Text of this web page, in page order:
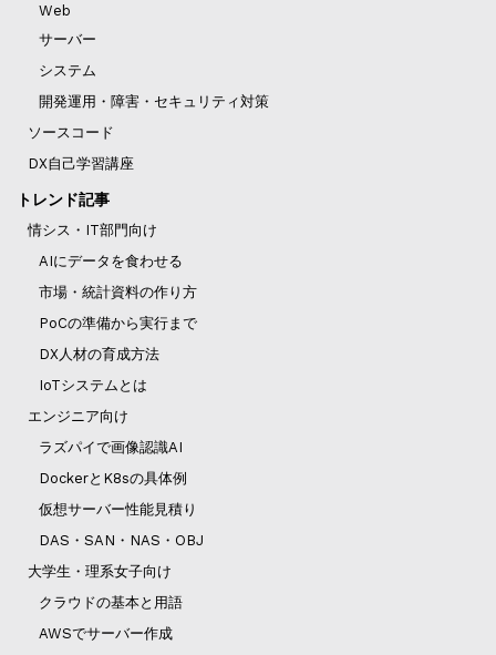
Web
サーバー
システム
開発運用・障害・セキュリティ対策
ソースコード
DX自己学習講座
トレンド記事
情シス・IT部門向け
AIにデータを食わせる
市場・統計資料の作り方
PoCの準備から実行まで
DX人材の育成方法
IoTシステムとは
エンジニア向け
ラズパイで画像認識AI
DockerとK8sの具体例
仮想サーバー性能見積り
DAS・SAN・NAS・OBJ
大学生・理系女子向け
クラウドの基本と用語
AWSでサーバー作成